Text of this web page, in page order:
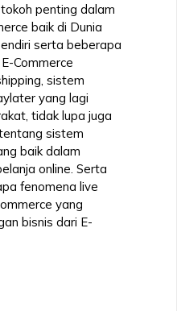
penting dalam
baik di Dunia
serta beberapa
Commerce
sistem
yang lagi
tidak lupa juga
sistem
baik dalam
online. Serta
fenomena live
yang
bisnis dari E-